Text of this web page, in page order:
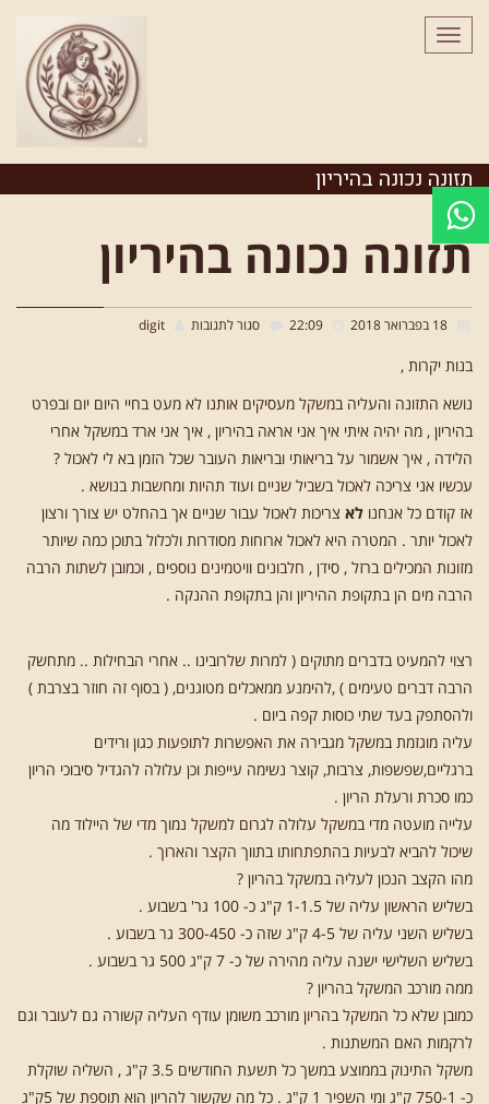
לתוכן
תפריט
תזונה נכונה בהיריון
תזונה נכונה בהיריון
סגור לתגובות digit
בנות יקרות ,
נושא התזונה והעליה במשקל מעסיקים אותנו לא מעט בחיי היום יום ובפרט
בהיריון , מה יהיה איתי איך אני אראה בהיריון , איך אני ארד במשקל אחרי
הלידה , איך אשמור על בריאותי ובריאות העובר שכל הזמן בא לי לאכול ?
עכשיו אני צריכה לאכול בשביל שניים ועוד תהיות ומחשבות בנושא .
אז קודם כל אנחנו לא צריכות לאכול עבור שניים אך בהחלט יש צורך ורצון
לאכול יותר . המטרה היא לאכול ארוחות מסודרות ולכלול בתוכן כמה שיותר
מזונות המכילים ברזל , סידן , חלבונים וויטמינים נוספים , וכמובן לשתות הרבה
הרבה מים הן בתקופת ההיריון והן בתקופת ההנקה .
רצוי להמעיט בדברים מתוקים ( למרות שלרובינו .. אחרי הבחילות .. מתחשק
הרבה דברים טעימים ) ,להימנע ממאכלים מטוגנים, ( בסוף זה חוזר בצרבת )
ולהסתפק בעד שתי כוסות קפה ביום .
עליה מוגזמת במשקל מגבירה את האפשרות לתופעות כגון ורידים
ברגליים,שפשפות, צרבות, קוצר נשימה עייפות וכן עלולה להגדיל סיבוכי הריון
כמו סכרת ורעלת הריון .
עלייה מועטה מדי במשקל עלולה לגרום למשקל נמוך מדי של היילוד מה
שיכול להביא לבעיות בהתפתחותו בתווך הקצר והארוך .
מהו הקצב הנכון לעליה במשקל בהריון ?
בשליש הראשון עליה של 1-1.5 ק"ג כ- 100 גר' בשבוע .
בשליש השני עליה של 4-5 ק"ג שזה כ- 300-450 גר בשבוע .
בשליש השלישי ישנה עליה מהירה של כ- 7 ק"ג 500 גר בשבוע .
ממה מורכב המשקל בהריון ?
כמובן שלא כל המשקל בהריון מורכב משומן עודף העליה קשורה גם לעובר וגם
לרקמות האם המשתנות .
משקל התינוק בממוצע במשך כל תשעת החודשים 3.5 ק"ג , השליה שוקלת
כ- 750-1 ק"ג ומי השפיר 1 ק"ג . כל מה שקשור להריון הוא תוספת של 5ק"ג